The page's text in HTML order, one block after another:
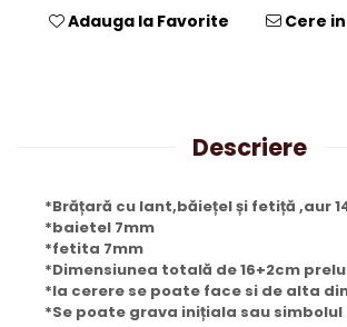
Adauga la Favorite Cere
Descriere
*Brățară cu lant,băiețel și fetiță ,aur
*baietel 7mm
*fetita 7mm
*Dimensiunea totală de 16+2cm
*la cerere se poate face si de alta
*Se poate grava inițiala sau